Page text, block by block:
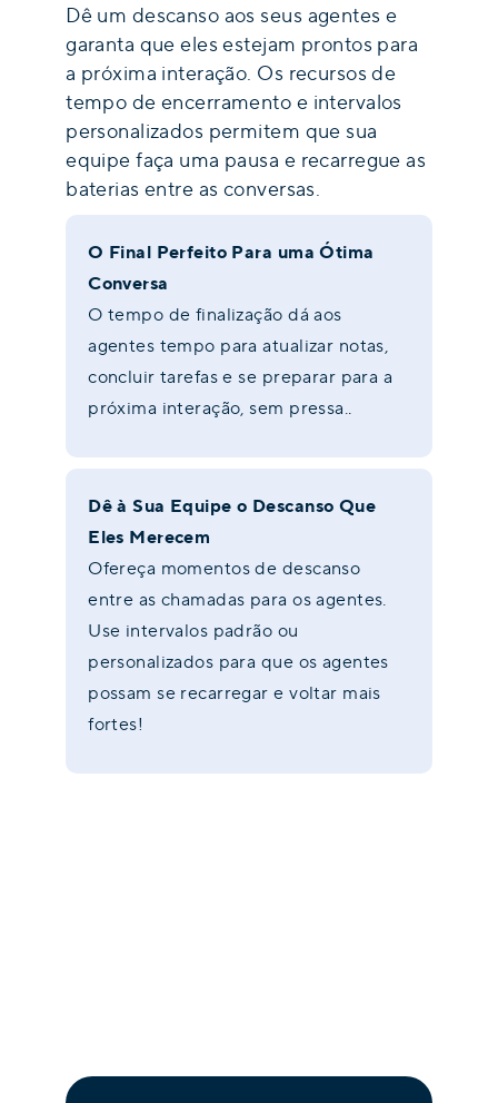
Dê um descanso aos seus agentes e
garanta que eles estejam prontos para
a próxima interação. Os recursos de
tempo de encerramento e intervalos
personalizados permitem que sua
equipe faça uma pausa e recarregue as
baterias entre as conversas.
O Final Perfeito Para uma Ótima
Conversa
O tempo de finalização dá aos
agentes tempo para atualizar notas,
concluir tarefas e se preparar para a
próxima interação, sem pressa..
Dê à Sua Equipe o Descanso Que
Eles Merecem
Ofereça momentos de descanso
entre as chamadas para os agentes.
Use intervalos padrão ou
personalizados para que os agentes
possam se recarregar e voltar mais
fortes!